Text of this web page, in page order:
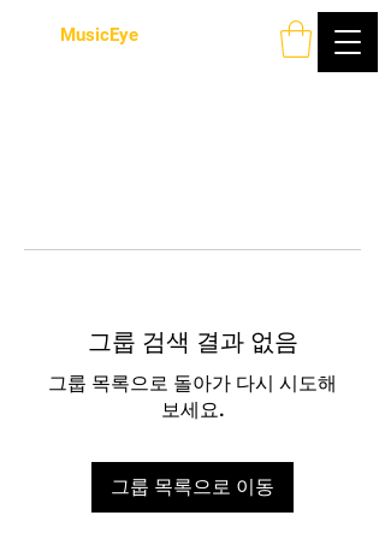
MusicEye
그룹 검색 결과 없음
그룹 목록으로 돌아가 다시 시도해
보세요.
그룹 목록으로 이동